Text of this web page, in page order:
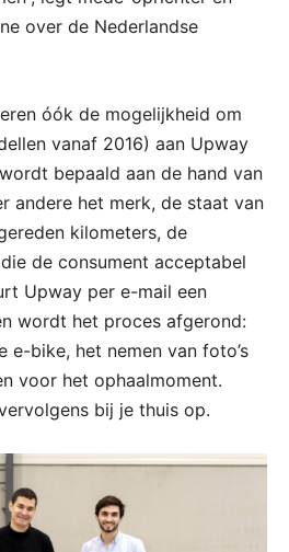
over de Nederlandse
óók de mogelijkheid om
vanaf 2016) aan Upway
bepaald aan de hand van
andere het merk, de staat van
kilometers, de
de consument acceptabel
Upway per e-mail een
wordt het proces afgerond:
e-bike, het nemen van foto’s
voor het ophaalmoment.
bij je thuis op.